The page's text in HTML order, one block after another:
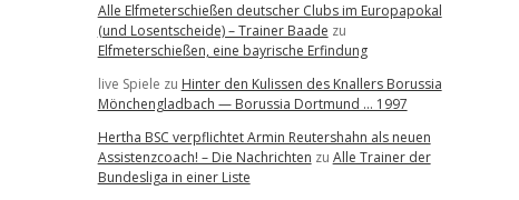
Alle Elfmeterschießen deutscher Clubs im Europapokal
(und Losentscheide) – Trainer Baade zu
Elfmeterschießen, eine bayrische Erfindung
live Spiele zu Hinter den Kulissen des Knallers Borussia
Mönchengladbach — Borussia Dortmund … 1997
Hertha BSC verpflichtet Armin Reutershahn als neuen
Assistenzcoach! – Die Nachrichten zu Alle Trainer der
Bundesliga in einer Liste